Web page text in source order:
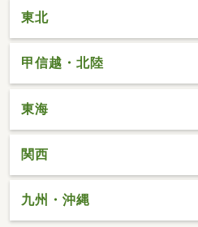
東北
甲信越・北陸
東海
関西
九州・沖縄